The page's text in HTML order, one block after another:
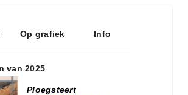
Op grafiek Info
van 2025
Ploegsteert